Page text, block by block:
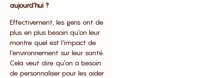
aujourd’hui ?
Effectivement, les gens ont de
plus en plus besoin qu’on leur
montre quel est l’impact de
l’environnement sur leur santé.
Cela veut dire qu’on a besoin
de personnaliser pour les aider